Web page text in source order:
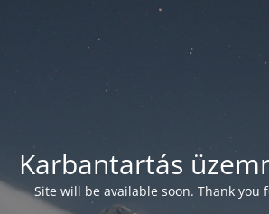
Karbantartás
Site will be available soon. Thank you